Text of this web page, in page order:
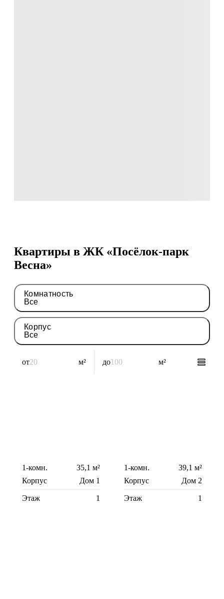
Квартиры в ЖК «Посёлок-парк
Весна»
Комнатность
Все
Корпус
Все
от м² до м²
1-комн.
35,1 м²
Корпус
Дом 1
Этаж 1
1-комн.
39,1 м²
Корпус
Дом 2
Этаж 1